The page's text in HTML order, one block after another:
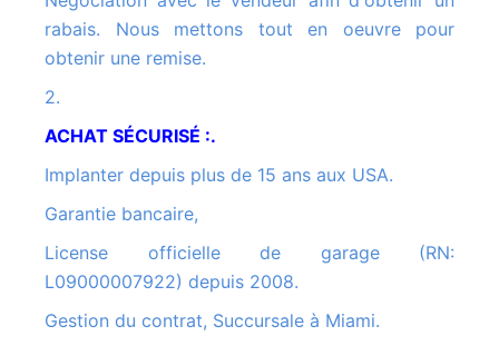
rabais. Nous mettons tout en oeuvre pour
obtenir une remise.
2.
ACHAT SÉCURISÉ :.
Implanter depuis plus de 15 ans aux USA.
Garantie bancaire,
License officielle de garage (RN:
L09000007922) depuis 2008.
Gestion du contrat, Succursale à Miami.